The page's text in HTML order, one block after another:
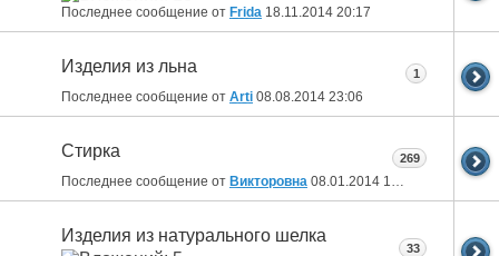
Последнее сообщение от Fridа 18.11.2014 20:17
Изделия из льна
Последнее сообщение от Arti 08.08.2014 23:06
1
Стирка
Последнее сообщение от Викторовна 08.01.2014 17:42
269
Изделия из натурального шелка
33